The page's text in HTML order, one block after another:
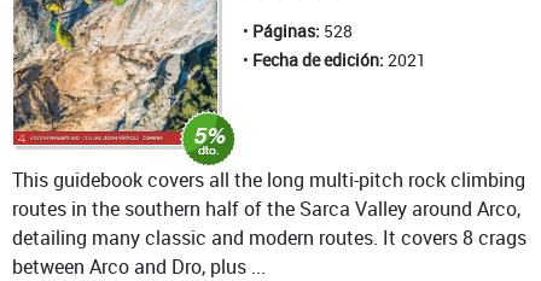
Páginas: 528
Fecha de edición: 2021
This guidebook covers all the long multi-pitch rock climbing
routes in the southern half of the Sarca Valley around Arco,
detailing many classic and modern routes. It covers 8 crags
between Arco and Dro, plus ...